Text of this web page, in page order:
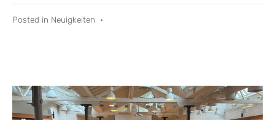
Posted in Neuigkeiten •